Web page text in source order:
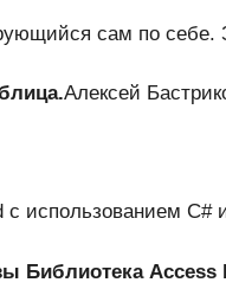
сам по
Алексей
использованием C#
Библиотека Access